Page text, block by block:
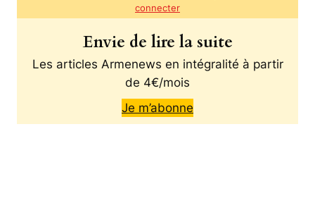
connecter
Envie de lire la suite
Les articles Armenews en intégralité à partir
de 4€/mois
Je m’abonne